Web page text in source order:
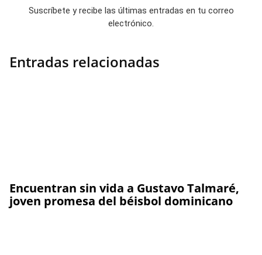
Suscríbete y recibe las últimas entradas en tu correo
electrónico.
Entradas relacionadas
Encuentran sin vida a Gustavo Talmaré,
joven promesa del béisbol dominicano